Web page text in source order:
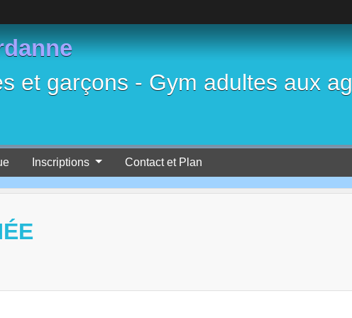
et garçons - Gym adultes aux
Inscriptions Contact et Plan